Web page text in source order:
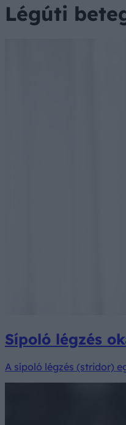
Légúti
Sípoló légzés
A sípoló légzés (stridor)